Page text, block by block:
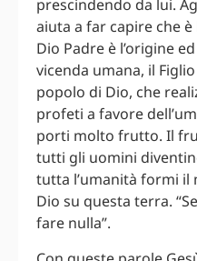
prescindendo da lui.
aiuta a far capire che
Dio Padre è l’origine
vicenda umana, il
popolo di Dio, che
profeti a favore
porti molto frutto. Il
tutti gli uomini
tutta l’umanità formi il
Dio su questa terra.
fare nulla”.